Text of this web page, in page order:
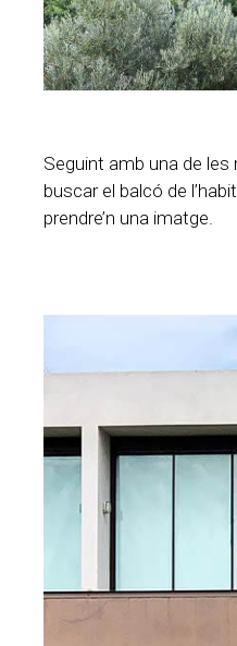
Seguint amb una de les
buscar el balcó de
prendre’n una imatge.